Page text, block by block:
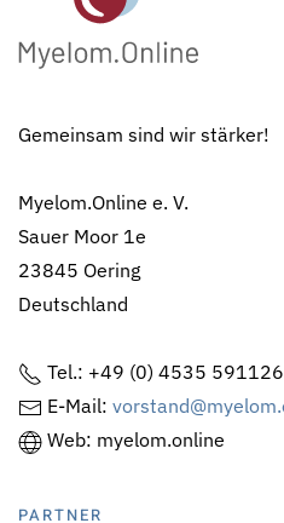
Gemeinsam sind wir stärker!
Myelom.Online e. V.
Sauer Moor 1e
23845 Oering
Deutschland
Tel.: +49 (0) 4535 591126
E-Mail:
Web: myelom.online
PARTNER